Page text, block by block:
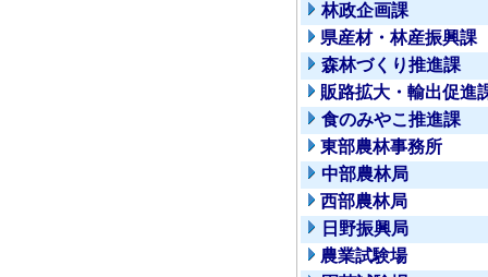
林政企画課
県産材・林産振興課
森林づくり推進課
販路拡大・輸出促進
食のみやこ推進課
東部農林事務所
中部農林局
西部農林局
日野振興局
農業試験場